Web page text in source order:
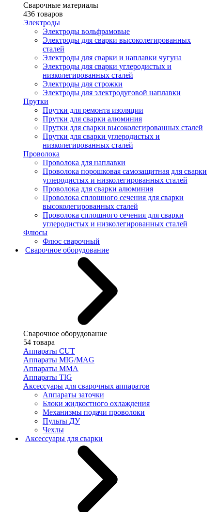
Сварочные материалы
436 товаров
Электроды
Электроды вольфрамовые
Электроды для сварки высоколегированных
сталей
Электроды для сварки и наплавки чугуна
Электроды для сварки углеродистых и
низколегированных сталей
Электроды для строжки
Электроды для электродуговой наплавки
Прутки
Прутки для ремонта изоляции
Прутки для сварки алюминия
Прутки для сварки высоколегированных сталей
Прутки для сварки углеродистых и
низколегированных сталей
Проволока
Проволока для наплавки
Проволока порошковая самозащитная для сварки
углеродистых и низколегированных сталей
Проволока для сварки алюминия
Проволока сплошного сечения для сварки
высоколегированных сталей
Проволока сплошного сечения для сварки
углеродистых и низколегированных сталей
Флюсы
Флюс сварочный
Сварочное оборудование
Сварочное оборудование
54 товара
Аппараты CUT
Аппараты MIG/MAG
Аппараты MMA
Аппараты TIG
Аксессуары для сварочных аппаратов
Аппараты заточки
Блоки жидкостного охлаждения
Механизмы подачи проволоки
Пульты ДУ
Чехлы
Аксессуары для сварки